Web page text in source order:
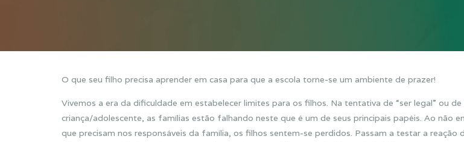
O que seu filho precisa aprender em casa para que a escola torne-se um ambiente de prazer!
Vivemos a era da dificuldade em estabelecer limites para os filhos. Na tentativa de “ser legal” ou de
criança/adolescente, as famílias estão falhando neste que é um de seus principais papéis. Ao não
que precisam nos responsáveis da família, os filhos sentem-se perdidos. Passam a testar a reação